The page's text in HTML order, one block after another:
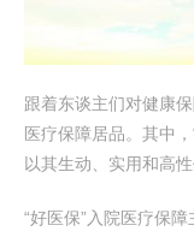
跟着东谈主们对健康
医疗保障居品。其中
以其生动、实用和高
“好医保”入院医疗保